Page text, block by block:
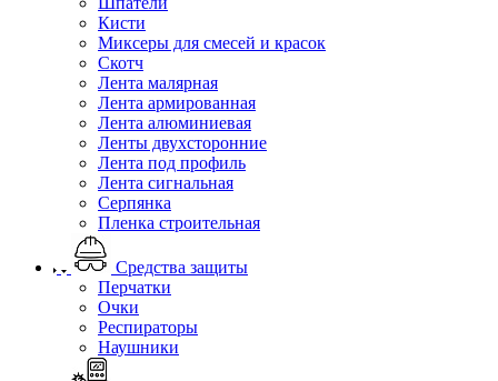
Кисти
Миксеры для смесей и красок
Скотч
Лента малярная
Лента армированная
Лента алюминиевая
Ленты двухсторонние
Лента под профиль
Лента сигнальная
Серпянка
Пленка строительная
Средства защиты
Перчатки
Очки
Респираторы
Наушники